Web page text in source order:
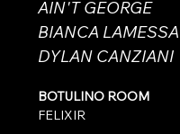
AIN'T GEORGE
BIANCA LAMESSA
DYLAN CANZIANI
BOTULINO ROOM
FELIXIR